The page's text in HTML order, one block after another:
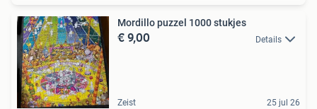
Mordillo puzzel 1000 stukjes
€ 9,00 Details
Zeist 25 jul 26